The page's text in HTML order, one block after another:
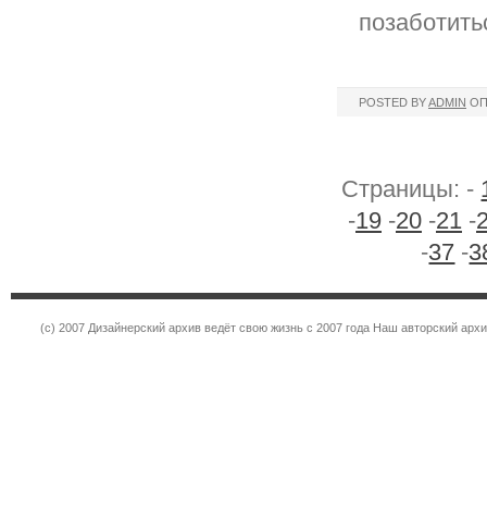
POSTED BYADMIN
Страницы: -
-19 -20 -21 -
-37 -
(c) 2007 Дизайнерский архив ведёт свою жизнь с 2007 года Наш авторский